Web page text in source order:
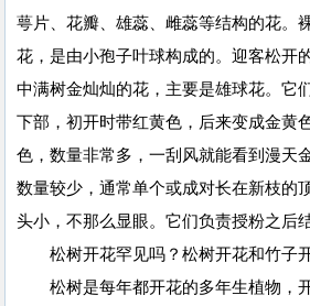
萼片、花瓣、雄蕊、雌蕊等结构的花。
花，是由小孢子叶球构成的。迎客松开
中满树金灿灿的花，主要是雄球花。它
下部，初开时带红黄色，后来变成金黄
色，数量非常多，一刮风就能看到漫天
数量较少，通常单个或成对长在新枝的
头小，不那么显眼。它们负责授粉之后
松树开花罕见吗？松树开花和竹子开
松树是每年都开花的多年生植物，